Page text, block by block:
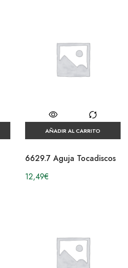
AÑADIR AL CARRITO
6629.7 Aguja Tocadiscos
12,49€